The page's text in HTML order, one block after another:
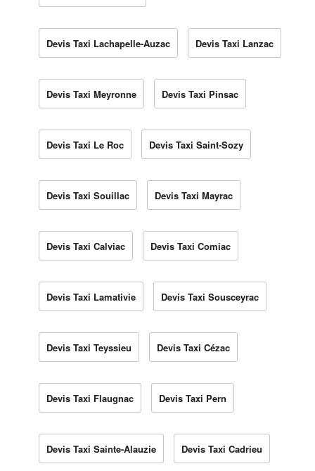
Devis Taxi Lachapelle-Auzac Devis Taxi Lanzac
Devis Taxi Meyronne Devis Taxi Pinsac
Devis Taxi Le Roc Devis Taxi Saint-Sozy
Devis Taxi Souillac Devis Taxi Mayrac
Devis Taxi Calviac Devis Taxi Comiac
Devis Taxi Lamativie Devis Taxi Sousceyrac
Devis Taxi Teyssieu Devis Taxi Cézac
Devis Taxi Flaugnac Devis Taxi Pern
Devis Taxi Sainte-Alauzie Devis Taxi Cadrieu